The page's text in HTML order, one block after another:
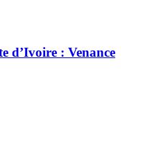
d’Ivoire : Venance